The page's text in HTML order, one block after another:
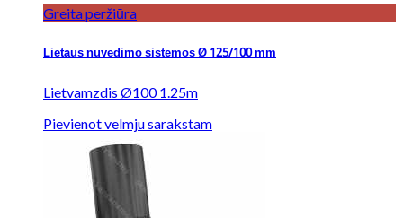
Greita peržiūra
Lietaus nuvedimo sistemos Ø 125/100 mm
Lietvamzdis Ø100 1.25m
Pievienot velmju sarakstam